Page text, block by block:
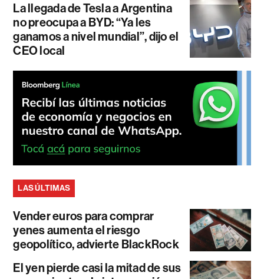
La llegada de Tesla a Argentina
no preocupa a BYD: “Ya les
ganamos a nivel mundial”, dijo el
CEO local
LAS ÚLTIMAS
Vender euros para comprar
yenes aumenta el riesgo
geopolítico, advierte BlackRock
El yen pierde casi la mitad de sus